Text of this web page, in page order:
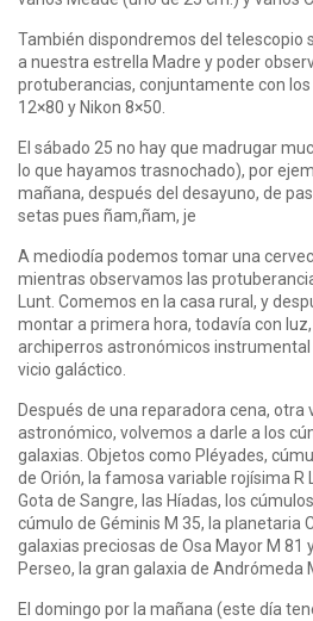
También dispondremos del telescopio
a nuestra estrella Madre y poder
protuberancias, conjuntamente con
12×80 y Nikon 8×50.
El sábado 25 no hay que madrugar
lo que hayamos trasnochado), por
mañana, después del desayuno, de
setas pues ñam,ñam, je
A mediodía podemos tomar una
mientras observamos las
Lunt. Comemos en la casa rural, y
montar a primera hora, todavía con
archiperros astronómicos instrumental
vicio galáctico.
Después de una reparadora cena, otra
astronómico, volvemos a darle a los
galaxias. Objetos como Pléyades,
de Orión, la famosa variable rojísima R
Gota de Sangre, las Híadas, los
cúmulo de Géminis M 35, la planetaria
galaxias preciosas de Osa Mayor M 81
Perseo, la gran galaxia de Andrómeda
El domingo por la mañana (este día